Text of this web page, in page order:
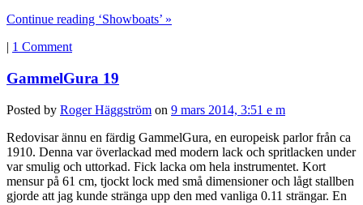
Continue reading ‘Showboats’ »
| 1 Comment
GammelGura 19
Posted by Roger Häggström on 9 mars 2014, 3:51 e m
Redovisar ännu en färdig GammelGura, en europeisk parlor från ca
1910. Denna var överlackad med modern lack och spritlacken under
var smulig och uttorkad. Fick lacka om hela instrumentet. Kort
mensur på 61 cm, tjockt lock med små dimensioner och lågt stallben
gjorde att jag kunde stränga upp den med vanliga 0.11 strängar. En